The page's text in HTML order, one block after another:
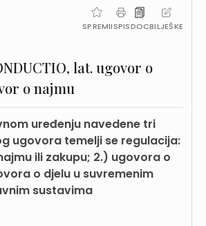
SPREMIISPISDOCBILJEŠKE
lat. ugovor o
o najmu
uređenju navedene tri
ugovora temelji se regulacija:
ili zakupu; 2.) ugovora o
o djelu u suvremenim
sustavima